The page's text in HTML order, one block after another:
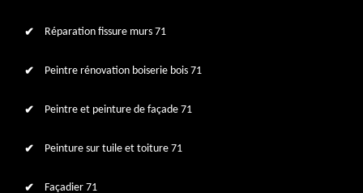
Réparation fissure murs 71
Peintre rénovation boiserie bois 71
Peintre et peinture de façade 71
Peinture sur tuile et toiture 71
Façadier 71